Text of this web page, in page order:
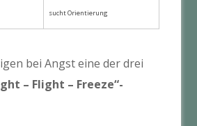
sucht Orientierung
bei Angst eine der drei
– Flight – Freeze“-